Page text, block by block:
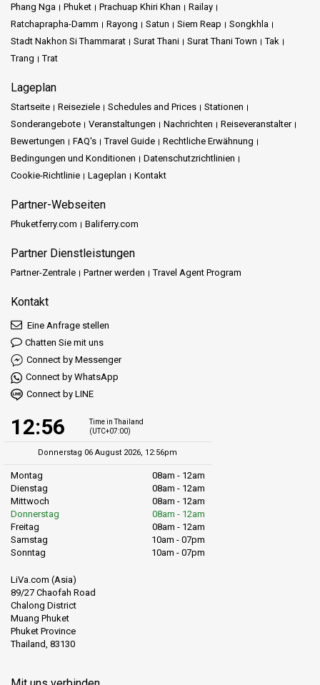
Phang Nga
Phuket Prachuap Khiri Khan
Railay
Ratchaprapha-Damm
Rayong Satun Siem Reap
Songkhla
Stadt Nakhon Si Thammarat
Surat Thani Surat Thani Town
Tak
Trang
Trat
Lageplan
Startseite Reiseziele Schedules and Prices
Stationen
Sonderangebote
Veranstaltungen Nachrichten
Reiseveranstalter
Bewertungen
FAQ's Travel Guide
Rechtliche Erwähnung
Bedingungen und Konditionen
Datenschutzrichtlinien
Cookie-Richtlinie
Lageplan Kontakt
Partner-Webseiten
Phuketferry.com Baliferry.com
Partner Dienstleistungen
Partner-Zentrale Partner werden Travel Agent Program
Kontakt
Eine Anfrage stellen
Chatten Sie mit uns
Connect by Messenger
Connect by WhatsApp
Connect by LINE
12:56
Time in Thailand
(UTC+07:00)
Donnerstag 06 August 2026, 12:56pm
Montag
08am - 12am
Dienstag
08am - 12am
Mittwoch
08am - 12am
Donnerstag
08am - 12am
Freitag
08am - 12am
Samstag
10am - 07pm
Sonntag
10am - 07pm
LiVa.com (Asia)
89/27 Chaofah Road
Chalong District
Muang Phuket
Phuket Province
Thailand, 83130